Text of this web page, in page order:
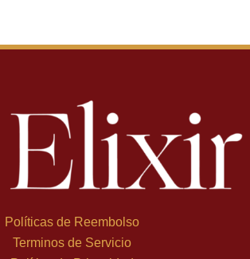
Políticas de Reembolso
Terminos de Servicio